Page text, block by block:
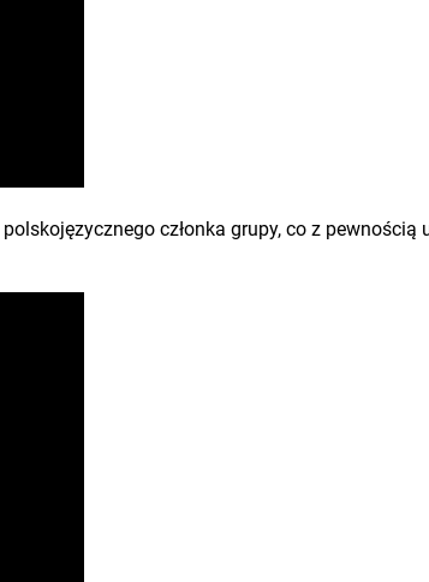
członka grupy, co z